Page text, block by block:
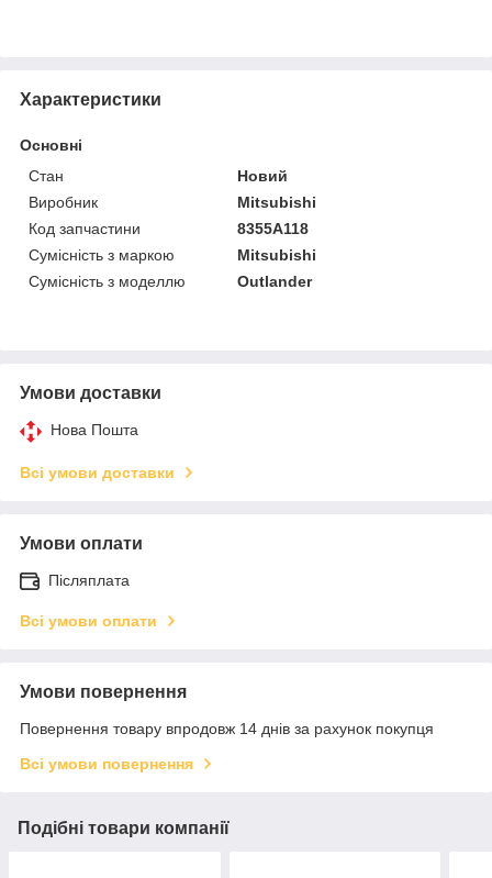
Характеристики
Основні
Стан
Новий
Виробник
Mitsubishi
Код запчастини
8355A118
Сумісність з маркою
Mitsubishi
Сумісність з моделлю
Outlander
Умови доставки
Нова Пошта
Всі умови доставки
Умови оплати
Післяплата
Всі умови оплати
Умови повернення
Повернення товару впродовж 14 днів за рахунок покупця
Всі умови повернення
Подібні товари компанії